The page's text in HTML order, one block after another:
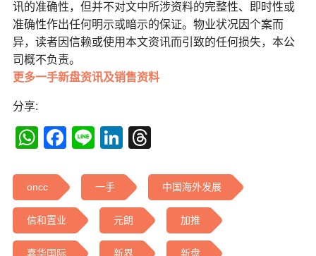
讯的准确性，但并不对文中所涉资料的完整性、即时性或
准确性作出任何明示或暗示的保证。物业状况因个案而
异，读者因信赖或使用本文资讯而引致的任何损失，本公
司概不负责。
更多一手新盘资讯及销售资料
分享:
WhatsApp
Facebook
LineLinkedIn
oncc 一手 中国海外发展
信和置业 元朗 加推
嘉华国际 新界 新盘